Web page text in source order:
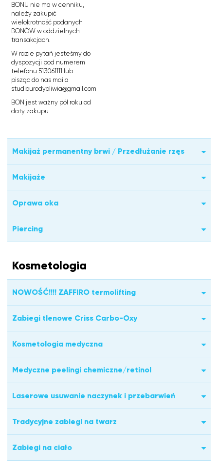
BONU nie ma w cenniku,
należy zakupić
wielokrotność podanych
BONÓW w oddzielnych
transakcjach.
W razie pytań jesteśmy do
dyspozycji pod numerem
telefonu 513061111 lub
pisząc do nas maila
studiourodyoliwia@gmail.com
BON jest ważny pół roku od
daty zakupu
Makijaż permanentny brwi / Przedłużanie rzęs
Makijaże
Oprawa oka
Piercing
Kosmetologia
NOWOŚĆ!!!! ZAFFIRO termolifting
Zabiegi tlenowe Criss Carbo-Oxy
Kosmetologia medyczna
Medyczne peelingi chemiczne/retinol
Laserowe usuwanie naczynek i przebarwień
Tradycyjne zabiegi na twarz
Zabiegi na ciało